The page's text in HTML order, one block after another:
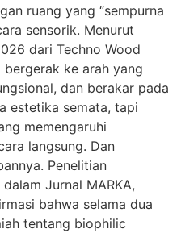
ruang yang “sempurna
sensorik. Menurut
dari Techno Wood
ke arah yang
dan berakar pada
estetika semata, tapi
memengaruhi
langsung. Dan
Penelitian
Jurnal MARKA,
bahwa selama dua
tentang biophilic